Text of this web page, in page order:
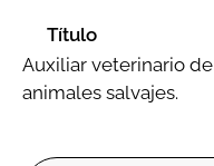
Título
Auxiliar veterinario de
animales salvajes.